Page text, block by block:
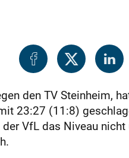
den TV Steinheim,
23:27 (11:8)
VfL das Niveau